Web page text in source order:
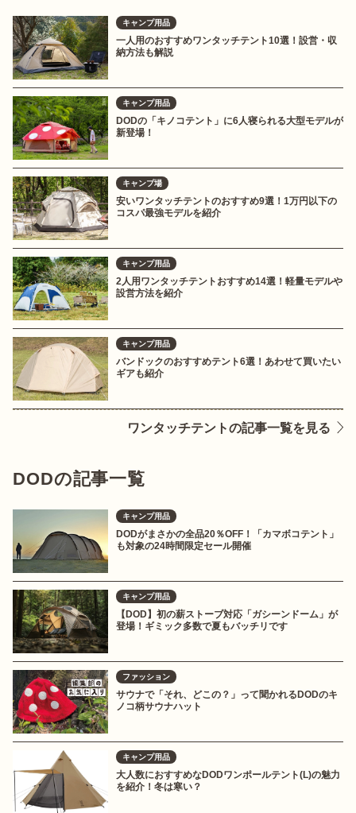
キャンプ用品
一人用のおすすめワンタッチテント10選！設営・収
納方法も解説
キャンプ用品
DODの「キノコテント」に6人寝られる大型モデルが
新登場！
キャンプ場
安いワンタッチテントのおすすめ9選！1万円以下の
コスパ最強モデルを紹介
キャンプ用品
2人用ワンタッチテントおすすめ14選！軽量モデルや
設営方法を紹介
キャンプ用品
バンドックのおすすめテント6選！あわせて買いたい
ギアも紹介
ワンタッチテントの記事一覧を見る
DODの記事一覧
キャンプ用品
DODがまさかの全品20％OFF！「カマボコテント」
も対象の24時間限定セール開催
キャンプ用品
【DOD】初の薪ストーブ対応「ガシーンドーム」が
登場！ギミック多数で夏もバッチリです
ファッション
サウナで「それ、どこの？」って聞かれるDODのキ
ノコ柄サウナハット
キャンプ用品
大人数におすすめなDODワンポールテント(L)の魅力
を紹介！冬は寒い？